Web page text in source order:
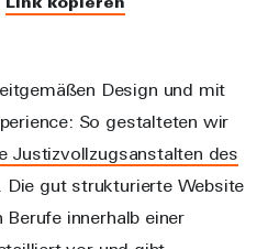
Link kopieren
Design und mit
So gestalteten wir
Justizvollzugsanstalten des
. Die gut strukturierte Website
innerhalb einer